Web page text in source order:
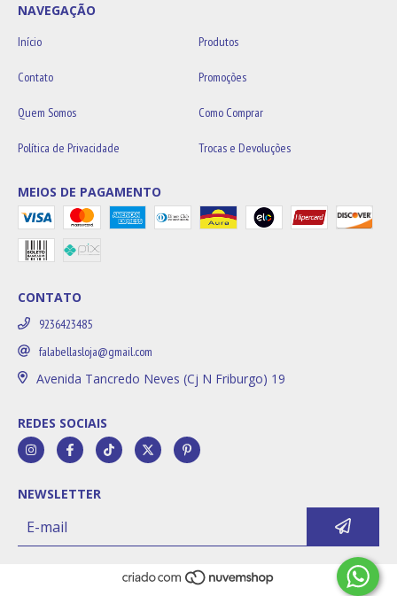
NAVEGAÇÃO
Início Produtos
Contato Promoções
Quem Somos Como Comprar
Política de Privacidade Trocas e Devoluções
MEIOS DE PAGAMENTO
CONTATO
9236423485
falabellasloja@gmail.com
Avenida Tancredo Neves (Cj N Friburgo) 19
REDES SOCIAIS
NEWSLETTER